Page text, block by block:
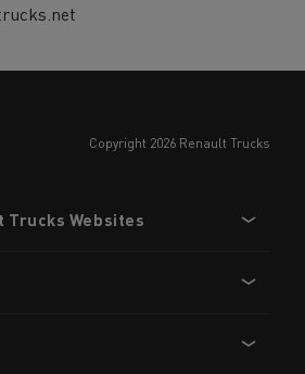
copyright 2026 Renault Trucks
Trucks Websites